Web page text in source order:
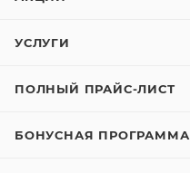
УСЛУГИ
ПОЛНЫЙ ПРАЙС-ЛИСТ
БОНУСНАЯ ПРОГРАММА